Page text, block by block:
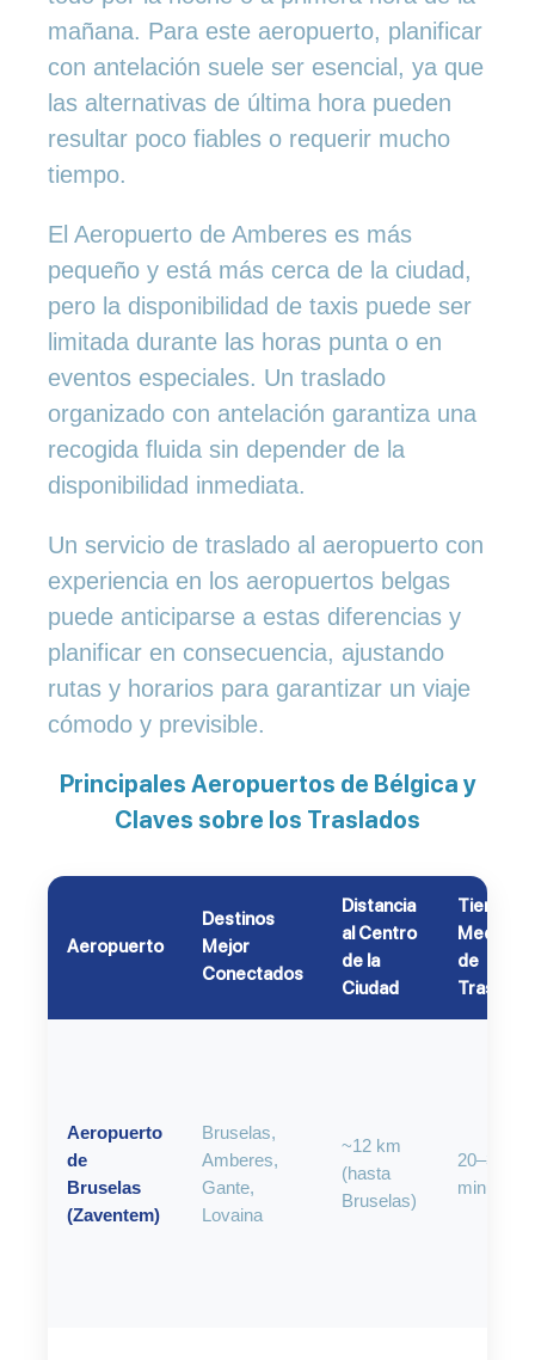
mañana. Para este aeropuerto, planificar
con antelación suele ser esencial, ya que
las alternativas de última hora pueden
resultar poco fiables o requerir mucho
tiempo.
El Aeropuerto de Amberes es más
pequeño y está más cerca de la ciudad,
pero la disponibilidad de taxis puede ser
limitada durante las horas punta o en
eventos especiales. Un traslado
organizado con antelación garantiza una
recogida fluida sin depender de la
disponibilidad inmediata.
Un servicio de traslado al aeropuerto con
experiencia en los aeropuertos belgas
puede anticiparse a estas diferencias y
planificar en consecuencia, ajustando
rutas y horarios para garantizar un viaje
cómodo y previsible.
Principales Aeropuertos de Bélgica y
Claves sobre los Traslados
Aeropuerto
Destinos
Mejor
Conectados
Distancia
al Centro
de la
Ciudad
Tiempo
Medio
de
Traslado
Aeropuerto
de
Bruselas
(Zaventem)
Bruselas,
Amberes,
Gante,
Lovaina
~12 km
(hasta
Bruselas)
20–35
minutos